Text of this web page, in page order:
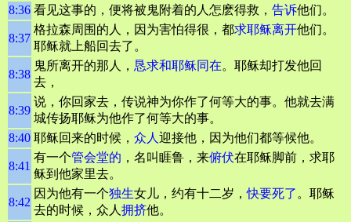
8:36 看见这事的，便将被鬼附着的人怎麽得救， 告诉他们。
8:37
格拉森周围的人，因为害怕得很，都求耶稣离开他们。
耶稣就上船回去了。
8:38
鬼所离开的那人， 恳求和耶稣同在。耶稣却打发他回
去，
8:39
说，你回家去，传说神为你作了何等大的事。他就去满
城传扬耶稣为他作了何等大的事。
8:40 耶稣回来的时候， 众人 迎接他，因为他们都等候他。
8:41
有一个管会堂的 ，名叫睚鲁，来俯伏在耶稣脚前，求耶
稣到他家里去。
8:42
因为他有一个独生女儿，约有十二岁，快要死了 。耶稣
去的时候，众人 拥挤他。